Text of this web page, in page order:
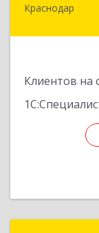
Краснодар
Клиентов на
350075,